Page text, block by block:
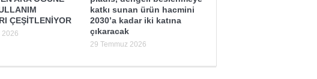
ÇEŞİTLENİYOR
2026
katkı sunan ürün hacmini
2030’a kadar iki katına
çıkaracak
29 Temmuz 2026